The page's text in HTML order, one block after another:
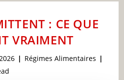
: CE QUE
VRAIMENT
Post
Régimes Alimentaires